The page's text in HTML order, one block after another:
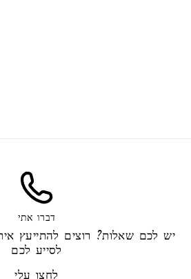
דברו אתי
יש לכם שאלות? רוצים להתייעץ
לסייע לכם